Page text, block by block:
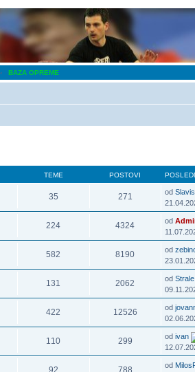
‹ BAZA OPREME
TEME POSTOVI
35 271 od
224 4324 od
582 8190 od
131 2062 odStrale
422 12526 od
110 299 odivan
92 788 od